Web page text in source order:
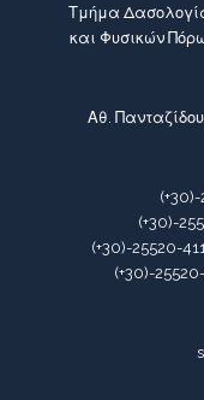
Τμήμα
και Φυσικών
Αθ.
(+30)-
(+30)-25520-
(+30)-